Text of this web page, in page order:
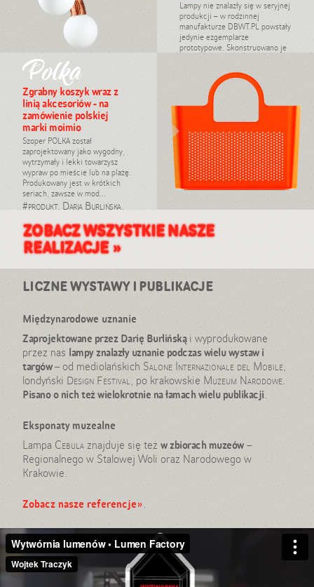
Lampy nie znalazły się w seryjnej
produkcji – w rodzinnej
manufakturze DBWT.PL powstały
jedynie ezgemplarze
prototypowe. Skonstruowano je
z nietypowego materi...
#oświetlenie, prototyp, Daria
Burlińska, 2015
Polka
Zgrabny koszyk wraz z
linią akcesoriów - na
zamówienie polskiej
marki moimio
Szoper POLKA został
zaprojektowany jako wygodny,
wytrzymały i lekki towarzysz
wypraw po mieście lub na plażę.
Produkowany jest w krótkich
seriach, zawsze w mod...
#produkt, Daria Burlińska,
ZOBACZ WSZYSTKIE NASZE
REALIZACJE »
LICZNE WYSTAWY I PUBLIKACJE
Międzynarodowe uznanie
Zaprojektowane przez Darię Burlińskąi wyprodukowane
przez nas lampy znalazły uznanie podczas wielu wystaw i
targów– od mediolańskich Salone Internazionale del Mobile,
londyński Design Festival, po krakowskie Muzeum Narodowe.
Pisano o nich też wielokrotnie na łamach wielu publikacji.
Eksponaty muzealne
Lampa Cebula znajduje się też w zbiorach muzeów–
Regionalnego w Stalowej Woli oraz Narodowego w
Krakowie.
Zobacz nasze referencje».